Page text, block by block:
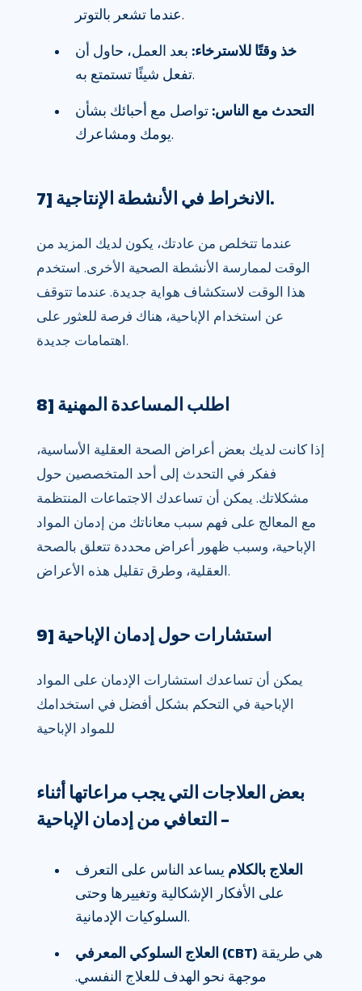
عندما تشعر بالتوتر.
خذ وقتًا للاسترخاء: بعد العمل، حاول أن
تفعل شيئًا تستمتع به.
التحدث مع الناس:تواصل مع أحبائك بشأن
يومك ومشاعرك.
7] الانخراط في الأنشطة الإنتاجية.
عندما تتخلص من عادتك، يكون لديك المزيد من
الوقت لممارسة الأنشطة الصحية الأخرى. استخدم
هذا الوقت لاستكشاف هواية جديدة. عندما تتوقف
عن استخدام الإباحية، هناك فرصة للعثور على
اهتمامات جديدة.
8] اطلب المساعدة المهنية
إذا كانت لديك بعض أعراض الصحة العقلية الأساسية،
ففكر في التحدث إلى أحد المتخصصين حول
مشكلاتك. يمكن أن تساعدك الاجتماعات المنتظمة
مع المعالج على فهم سبب معاناتك من إدمان المواد
الإباحية، وسبب ظهور أعراض محددة تتعلق بالصحة
العقلية، وطرق تقليل هذه الأعراض.
9] استشارات حول إدمان الإباحية
يمكن أن تساعدك استشارات الإدمان على المواد
الإباحية في التحكم بشكل أفضل في استخدامك
للمواد الإباحية
بعض العلاجات التي يجب مراعاتها أثناء
التعافي من إدمان الإباحية –
العلاج بالكلام يساعد الناس على التعرف
على الأفكار الإشكالية وتغييرها وحتى
السلوكيات الإدمانية.
العلاج السلوكي المعرفي (CBT)
موجهة نحو الهدف للعلاج النفسي.